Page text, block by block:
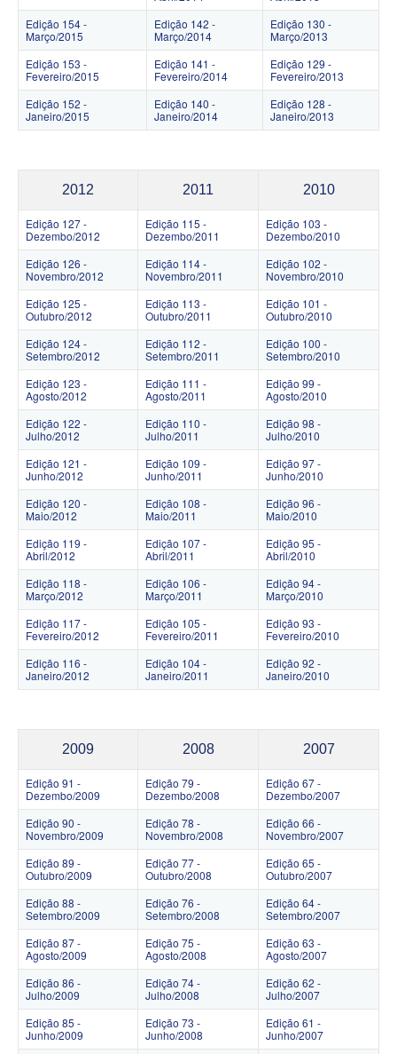
Edição 154 -
Março/2015
Edição 142 -
Março/2014
Edição 130 -
Março/2013
Edição 153 -
Fevereiro/2015
Edição 141 -
Fevereiro/2014
Edição 129 -
Fevereiro/2013
Edição 152 -
Janeiro/2015
Edição 140 -
Janeiro/2014
Edição 128 -
Janeiro/2013
2012 2011 2010
Edição 127 -
Dezembo/2012
Edição 115 -
Dezembo/2011
Edição 103 -
Dezembo/2010
Edição 126 -
Novembro/2012
Edição 114 -
Novembro/2011
Edição 102 -
Novembro/2010
Edição 125 -
Outubro/2012
Edição 113 -
Outubro/2011
Edição 101 -
Outubro/2010
Edição 124 -
Setembro/2012
Edição 112 -
Setembro/2011
Edição 100 -
Setembro/2010
Edição 123 -
Agosto/2012
Edição 111 -
Agosto/2011
Edição 99 -
Agosto/2010
Edição 122 -
Julho/2012
Edição 110 -
Julho/2011
Edição 98 -
Julho/2010
Edição 121 -
Junho/2012
Edição 109 -
Junho/2011
Edição 97 -
Junho/2010
Edição 120 -
Maio/2012
Edição 108 -
Maio/2011
Edição 96 -
Maio/2010
Edição 119 -
Abril/2012
Edição 107 -
Abril/2011
Edição 95 -
Abril/2010
Edição 118 -
Março/2012
Edição 106 -
Março/2011
Edição 94 -
Março/2010
Edição 117 -
Fevereiro/2012
Edição 105 -
Fevereiro/2011
Edição 93 -
Fevereiro/2010
Edição 116 -
Janeiro/2012
Edição 104 -
Janeiro/2011
Edição 92 -
Janeiro/2010
2009 2008 2007
Edição 91 -
Dezembo/2009
Edição 79 -
Dezembo/2008
Edição 67 -
Dezembo/2007
Edição 90 -
Novembro/2009
Edição 78 -
Novembro/2008
Edição 66 -
Novembro/2007
Edição 89 -
Outubro/2009
Edição 77 -
Outubro/2008
Edição 65 -
Outubro/2007
Edição 88 -
Setembro/2009
Edição 76 -
Setembro/2008
Edição 64 -
Setembro/2007
Edição 87 -
Agosto/2009
Edição 75 -
Agosto/2008
Edição 63 -
Agosto/2007
Edição 86 -
Julho/2009
Edição 74 -
Julho/2008
Edição 62 -
Julho/2007
Edição 85 -
Junho/2009
Edição 73 -
Junho/2008
Edição 61 -
Junho/2007